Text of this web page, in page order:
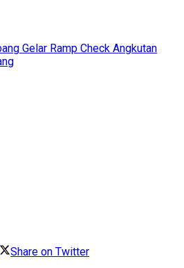
Share on Twitter